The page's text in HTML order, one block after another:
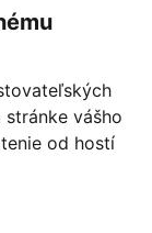
vášho
od hostí